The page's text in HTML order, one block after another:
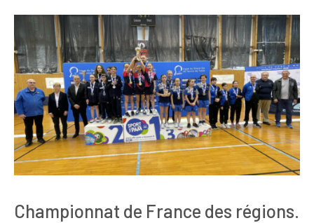
Championnat de France des régions.